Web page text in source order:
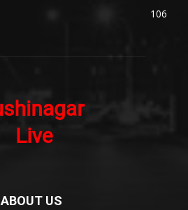
106
ABOUT US